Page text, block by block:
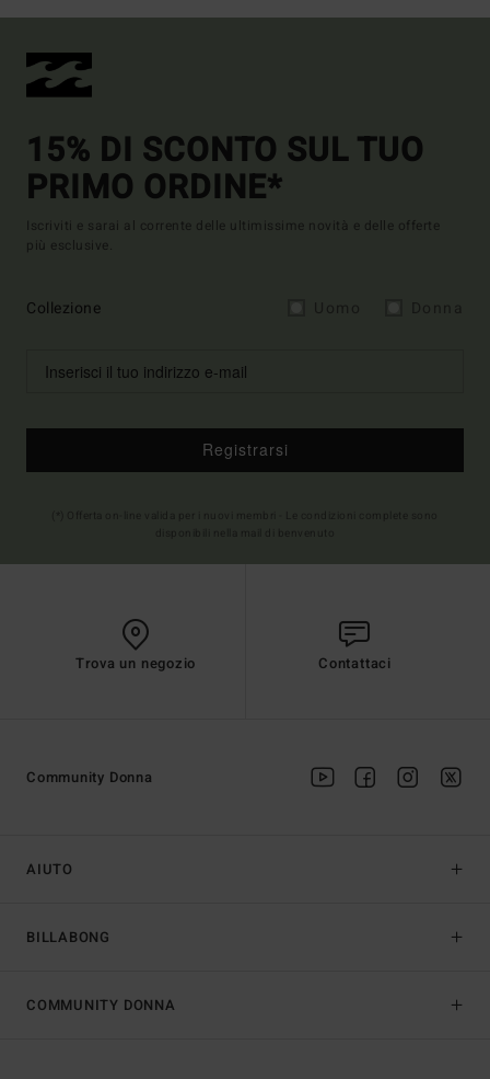
15% DI SCONTO SUL TUO
PRIMO ORDINE*
Iscriviti e sarai al corrente delle ultimissime novità e delle offerte
più esclusive.
Collezione
Registrarsi
Trova un negozio Contattaci
AIUTO
BILLABONG
Community Donna
COMMUNITY DONNA